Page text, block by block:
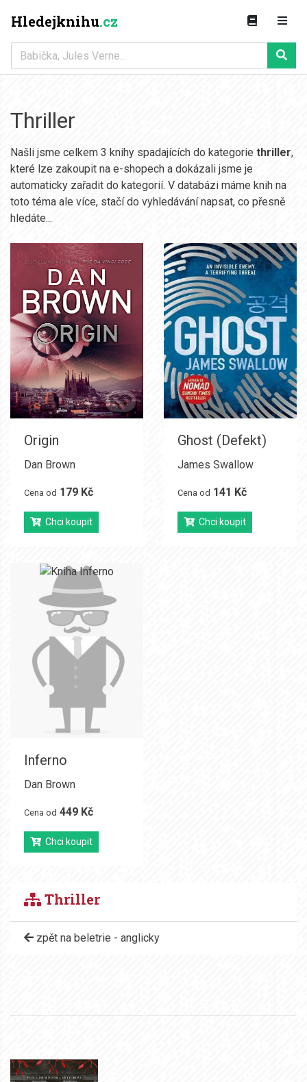
Hledejknihu.cz
Thriller
Našli jsme celkem 3 knihy spadajících do kategorie thriller,
které lze zakoupit na e-shopech a dokázali jsme je
automaticky zařadit do kategorií. V databázi máme knih na
toto téma ale více, stačí do vyhledávání napsat, co přesně
hledáte...
Origin
Dan Brown
Cena od 179 Kč
Chci koupit
Ghost (Defekt)
James Swallow
Cena od 141 Kč
Chci koupit
Inferno
Dan Brown
Cena od 449 Kč
Chci koupit
Thriller
zpět na beletrie - anglicky